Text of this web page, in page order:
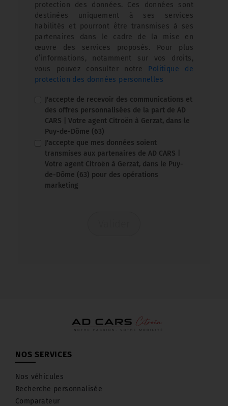
protection des données. Ces données sont
destinées uniquement à ses services
habilités et pourront être transmises à ses
partenaires dans le cadre de la mise en
œuvre des services proposés. Pour plus
d’informations, notamment sur vos droits,
vous pouvez consulter notre Politique de
protection des données personnelles
J'accepte de recevoir des communications et
des offres personnalisées de la part de AD
CARS | Votre agent Citroën à Gerzat, dans le
Puy-de-Dôme (63)
J'accepte que mes données soient
transmises aux partenaires de AD CARS |
Votre agent Citroën à Gerzat, dans le Puy-
de-Dôme (63) pour des opérations
marketing
NOS SERVICES
Nos véhicules
Recherche personnalisée
Comparateur